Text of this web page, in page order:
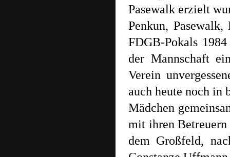
Pasewalk erzielt
Penkun,
FDGB-Pokals
der Mannschaft
Verein
auch heute noch in
Mädchen
mit ihren Betreuern
dem Großfeld,